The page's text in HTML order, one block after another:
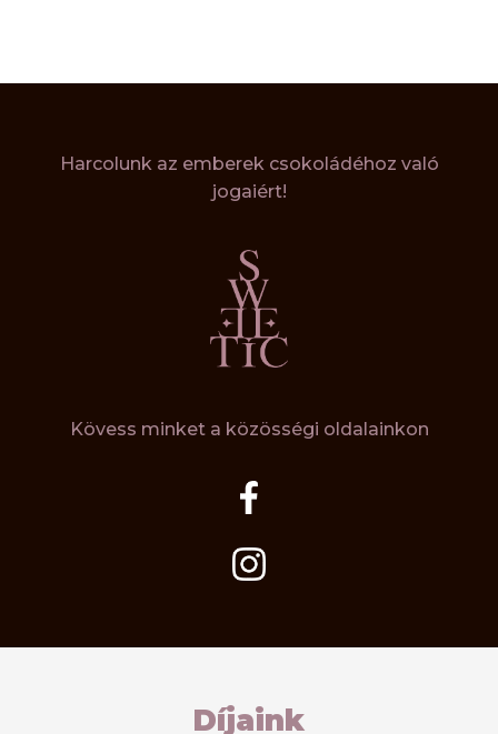
Harcolunk az emberek csokoládéhoz való
jogaiért!
Kövess minket a közösségi oldalainkon
Díjaink